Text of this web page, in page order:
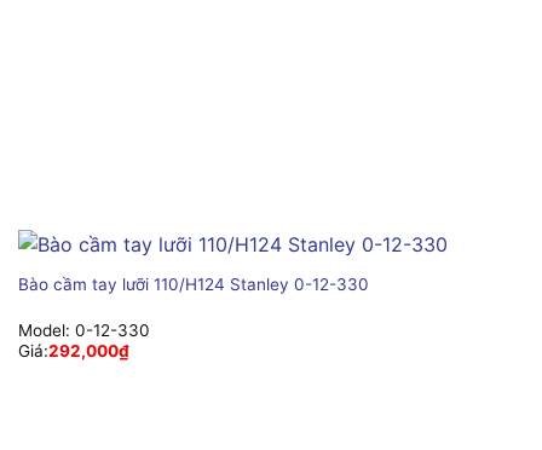
Bào cầm tay lưỡi 110/H124 Stanley 0-12-330
Model: 0-12-330
Giá:292,000₫